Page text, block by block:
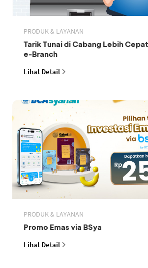
PRODUK & LAYANAN
Tarik Tunai di Cabang Lebih
e-Branch
Lihat Detail
PRODUK & LAYANAN
Promo Emas via BSya
Lihat Detail